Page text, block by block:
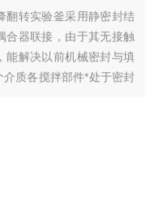
翻转实验釜采用静密封结
合器联接，由于其无接触
能解决以前机械密封与填
质各搅拌部件*处于密封